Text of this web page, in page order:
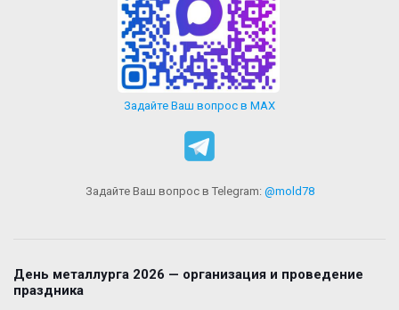
Задайте Ваш вопрос в MAX
Задайте Ваш вопрос в Telegram: @mold78
День металлурга 2026 — организация и проведение
праздника